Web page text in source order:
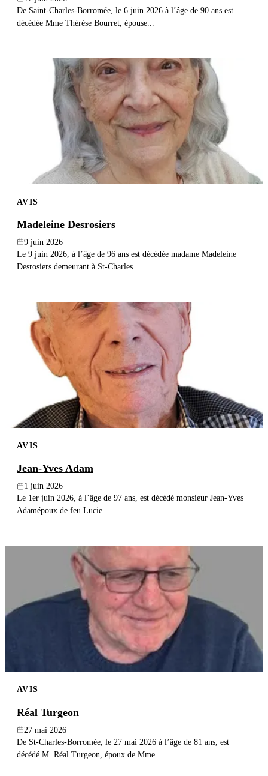
De Saint-Charles-Borromée, le 6 juin 2026 à l’âge de 90 ans est
décédée Mme Thérèse Bourret, épouse...
AVIS
Madeleine Desrosiers
9 juin 2026
Le 9 juin 2026, à l’âge de 96 ans est décédée madame Madeleine
Desrosiers demeurant à St-Charles...
AVIS
Jean-Yves Adam
1 juin 2026
Le 1er juin 2026, à l’âge de 97 ans, est décédé monsieur Jean-Yves
Adamépoux de feu Lucie...
AVIS
Réal Turgeon
27 mai 2026
De St-Charles-Borromée, le 27 mai 2026 à l’âge de 81 ans, est
décédé M. Réal Turgeon, époux de Mme...